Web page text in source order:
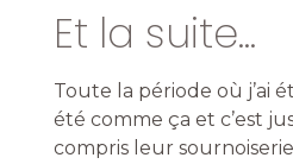
Et la suite...
Toute la période où j’ai
été comme ça et c’est
compris leur